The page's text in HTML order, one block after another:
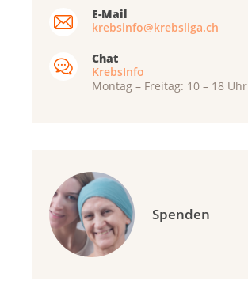
E-Mail
krebsinfo@krebsliga.ch
Chat
KrebsInfo
Montag – Freitag: 10 – 18 Uhr
Spenden